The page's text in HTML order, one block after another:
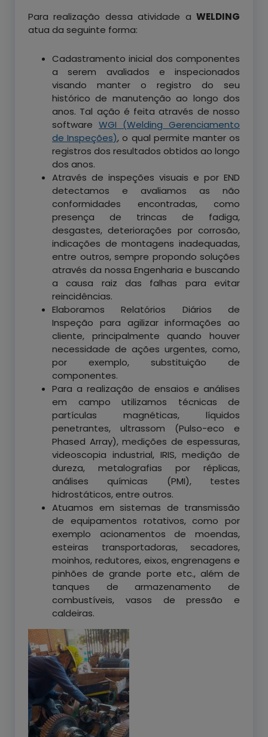
Para realização dessa atividade a WELDING
atua da seguinte forma:
Cadastramento inicial dos componentes
a serem avaliados e inspecionados
visando manter o registro do seu
histórico de manutenção ao longo dos
anos. Tal ação é feita através de nosso
software WGI (Welding Gerenciamento
de Inspeções), o qual permite manter os
registros dos resultados obtidos ao longo
dos anos.
Através de inspeções visuais e por END
detectamos e avaliamos as não
conformidades encontradas, como
presença de trincas de fadiga,
desgastes, deteriorações por corrosão,
indicações de montagens inadequadas,
entre outros, sempre propondo soluções
através da nossa Engenharia e buscando
a causa raiz das falhas para evitar
reincidências.
Elaboramos Relatórios Diários de
Inspeção para agilizar informações ao
cliente, principalmente quando houver
necessidade de ações urgentes, como,
por exemplo, substituição de
componentes.
Para a realização de ensaios e análises
em campo utilizamos técnicas de
partículas magnéticas, líquidos
penetrantes, ultrassom (Pulso-eco e
Phased Array), medições de espessuras,
videoscopia industrial, IRIS, medição de
dureza, metalografias por réplicas,
análises químicas (PMI), testes
hidrostáticos, entre outros.
Atuamos em sistemas de transmissão
de equipamentos rotativos, como por
exemplo acionamentos de moendas,
esteiras transportadoras, secadores,
moinhos, redutores, eixos, engrenagens e
pinhões de grande porte etc., além de
tanques de armazenamento de
combustíveis, vasos de pressão e
caldeiras.